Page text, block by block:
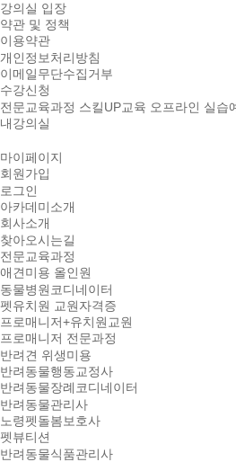
강의실 입장
약관 및 정책
이용약관
개인정보처리방침
이메일무단수집거부
수강신청
전문교육과정 스킬UP교육 오프라인 실습
내강의실
마이페이지
회원가입
로그인
아카데미소개
회사소개
찾아오시는길
전문교육과정
애견미용 올인원
동물병원코디네이터
펫유치원 교원자격증
프로매니저+유치원교원
프로매니저 전문과정
반려견 위생미용
반려동물행동교정사
반려동물장례코디네이터
반려동물관리사
노령펫돌봄보호사
펫뷰티션
반려동물식품관리사